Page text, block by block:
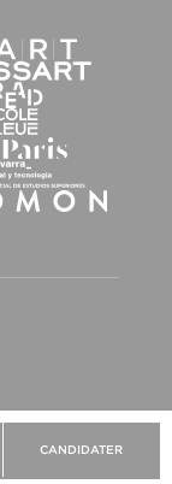
CANDIDATER